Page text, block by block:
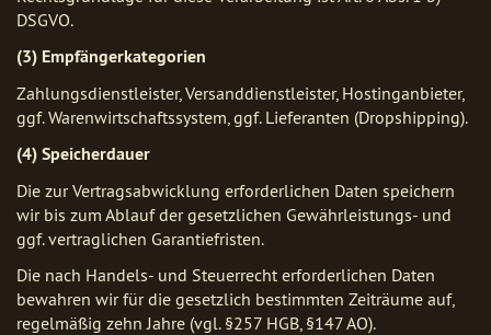
DSGVO.
(3) Empfängerkategorien
Zahlungsdienstleister, Versanddienstleister, Hostinganbieter,
ggf. Warenwirtschaftssystem, ggf. Lieferanten (Dropshipping).
(4) Speicherdauer
Die zur Vertragsabwicklung erforderlichen Daten speichern
wir bis zum Ablauf der gesetzlichen Gewährleistungs- und
ggf. vertraglichen Garantiefristen.
Die nach Handels- und Steuerrecht erforderlichen Daten
bewahren wir für die gesetzlich bestimmten Zeiträume auf,
regelmäßig zehn Jahre (vgl. §257 HGB, §147 AO).